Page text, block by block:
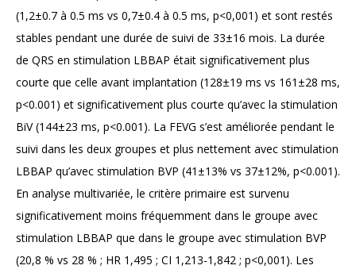
(1,2±0.7 à 0.5 ms vs 0,7±0.4 à 0.5 ms, p<0,001) et sont restés
stables pendant une durée de suivi de 33±16 mois. La durée
de QRS en stimulation LBBAP était significativement plus
courte que celle avant implantation (128±19 ms vs 161±28 ms,
p<0.001) et significativement plus courte qu’avec la stimulation
BiV (144±23 ms, p<0.001). La FEVG s’est améliorée pendant le
suivi dans les deux groupes et plus nettement avec stimulation
LBBAP qu’avec stimulation BVP (41±13% vs 37±12%, p<0.001).
En analyse multivariée, le critère primaire est survenu
significativement moins fréquemment dans le groupe avec
stimulation LBBAP que dans le groupe avec stimulation BVP
(20,8 % vs 28 % ; HR 1,495 ; CI 1,213-1,842 ; p<0,001). Les